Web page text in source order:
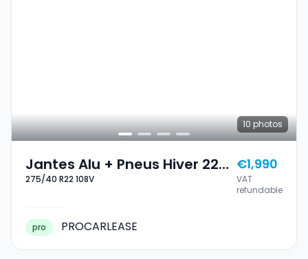
10 photos
Jantes Alu + Pneus Hiver 22
275/40 R22 108V
275/40 R22 108V
€1,990
VAT
refundable
pro PROCARLEASE